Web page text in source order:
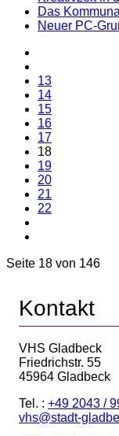
Das
Neuer PC-
13
14
15
16
17
18
19
20
21
22
Seite 18 von 146
Kontakt
VHS Gladbeck
Friedrichstr. 55
45964 Gladbeck
Tel. : +49 2043 /
vhs@stadt-